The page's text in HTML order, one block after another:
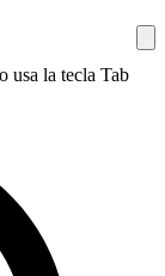
usa la tecla Tab